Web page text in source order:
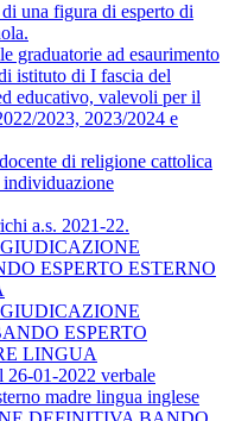
una figura di esperto di
graduatorie ad esaurimento
istituto di I fascia del
educativo, valevoli per il
2023, 2023/2024 e
di religione cattolica
individuazione
a.s. 2021-22.
ESPERTO ESTERNO
ESPERTO
LINGUA
26-01-2022 verbale
madre lingua inglese